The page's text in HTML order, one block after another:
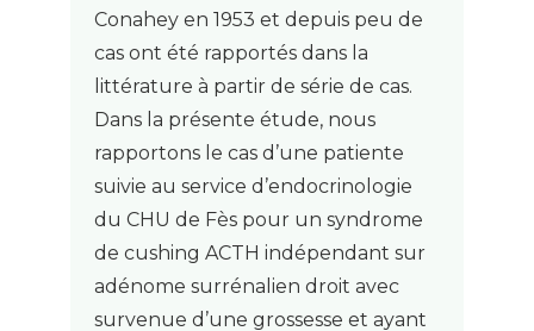
Conahey en 1953 et depuis peu de
cas ont été rapportés dans la
littérature à partir de série de cas.
Dans la présente étude, nous
rapportons le cas d’une patiente
suivie au service d’endocrinologie
du CHU de Fès pour un syndrome
de cushing ACTH indépendant sur
adénome surrénalien droit avec
survenue d’une grossesse et ayant